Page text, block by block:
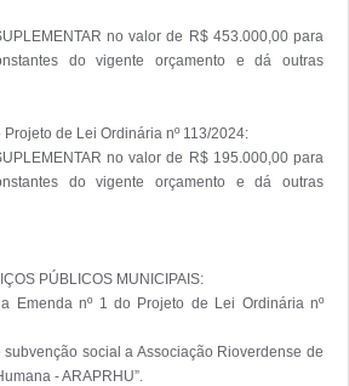
no valor de R$ 453.000,00 para
do vigente orçamento e dá outras
de Lei Ordinária nº 113/2024:
no valor de R$ 195.000,00 para
do vigente orçamento e dá outras
PÚBLICOS MUNICIPAIS:
Emenda nº 1 do Projeto de Lei Ordinária nº
subvenção social a Associação Rioverdense de
- ARAPRHU”.